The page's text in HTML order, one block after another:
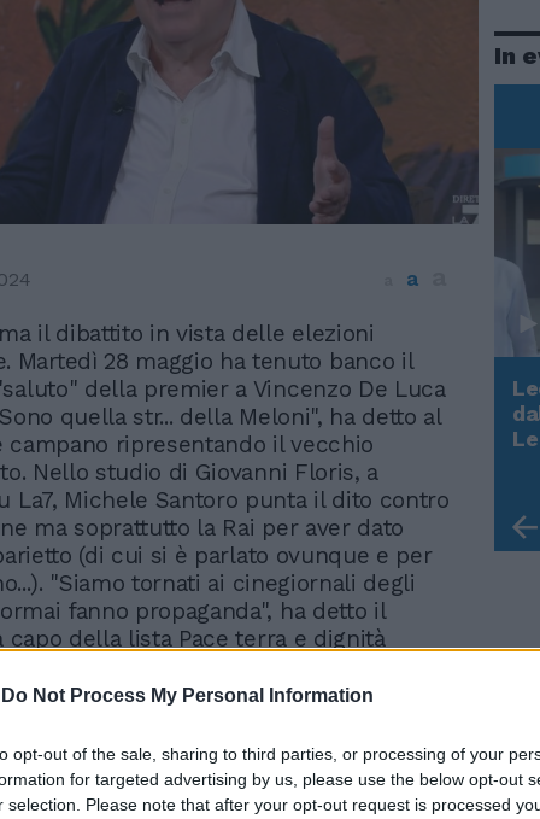
Do Not Process My Personal Information
opt-out of the sale, sharing to third parties, or processing of your
for targeted advertising by us, please use the below opt-out
selection. Please note that after your opt-out request is processed
a
il dibattito in vista delle elezioni
Martedì 28 maggio ha tenuto banco il
della premier a Vincenzo De Luca
quella str... della Meloni", ha detto al
campano ripresentando il vecchio
Nello studio di Giovanni Floris, a
La7, Michele Santoro punta il dito contro
ma soprattutto la Rai per aver dato
(di cui si è parlato ovunque e per
"Siamo tornati ai cinegiornali degli
fanno propaganda", ha detto il
capo della lista Pace terra e dignità
Luca ma a se stessa...) e affermando che
fa la propaganda con il c... degli altri, cioè
In
Rudy Giuliani a Come States?
Trump, Meloni e la strategia
americana